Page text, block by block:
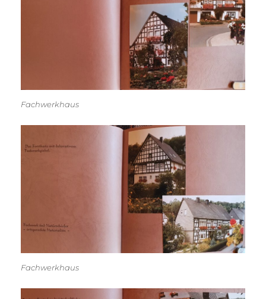
Fachwerkhaus
Fachwerkhaus